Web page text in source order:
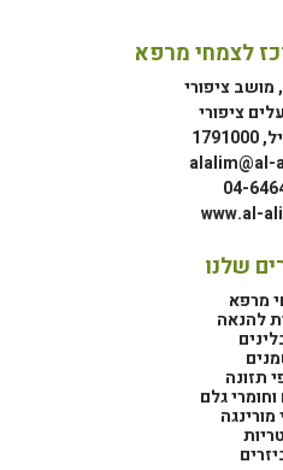
לצמחי מרפא
ציפורי
04-
www.al-
שלנו
מרפא
להנאה
תזונה
גלם
מורינגה